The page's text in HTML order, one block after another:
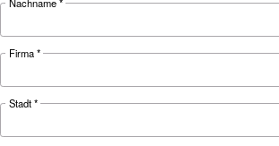
Suchen Sie das
Ihre Anwendung?